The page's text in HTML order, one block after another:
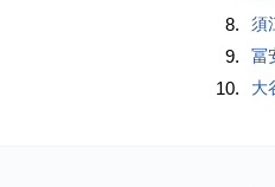
8. 須
9. 冨
10. 大